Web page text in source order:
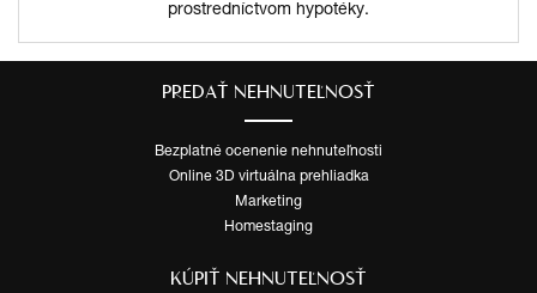
prostredníctvom hypotéky.
PREDAŤ NEHNUTEĽNOSŤ
Bezplatné ocenenie nehnuteľnosti
Online 3D virtuálna prehliadka
Marketing
Homestaging
KÚPIŤ NEHNUTEĽNOSŤ